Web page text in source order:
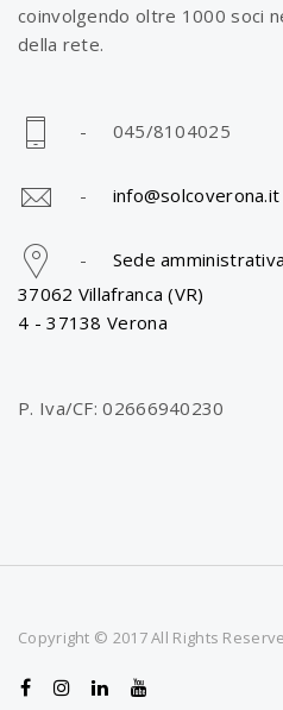
coinvolgendo oltre 1000 soci
della rete.
- 045/8104025
-
- Sede
37062 Villafranca (VR)
4 - 37138 Verona
P. Iva/CF: 02666940230
Copyright © 2017 All Rights